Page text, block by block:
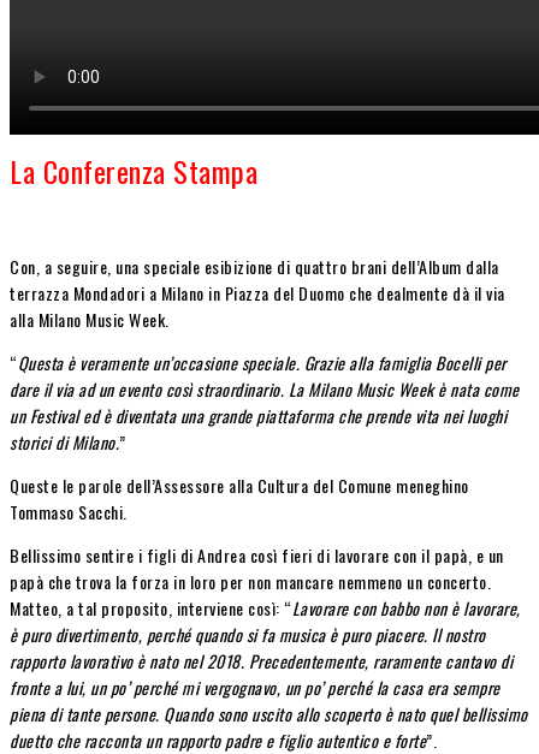
La Conferenza Stampa
Con, a seguire, una speciale esibizione di quattro brani dell’Album dalla
terrazza Mondadori a Milano in Piazza del Duomo che dealmente dà il via
alla Milano Music Week.
“Questa è veramente un’occasione speciale. Grazie alla famiglia Bocelli per
dare il via ad un evento così straordinario. La Milano Music Week è nata come
un Festival ed è diventata una grande piattaforma che prende vita nei luoghi
storici di Milano.”
Queste le parole dell’Assessore alla Cultura del Comune meneghino
Tommaso Sacchi.
Bellissimo sentire i figli di Andrea così fieri di lavorare con il papà, e un
papà che trova la forza in loro per non mancare nemmeno un concerto.
Matteo, a tal proposito, interviene così: “Lavorare con babbo non è lavorare,
è puro divertimento, perché quando si fa musica è puro piacere. Il nostro
rapporto lavorativo è nato nel 2018. Precedentemente, raramente cantavo di
fronte a lui, un po’ perché mi vergognavo, un po’ perché la casa era sempre
piena di tante persone. Quando sono uscito allo scoperto è nato quel bellissimo
duetto che racconta un rapporto padre e figlio autentico e forte”.